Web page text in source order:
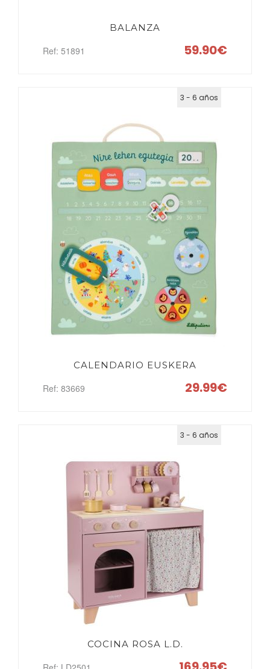
BALANZA
Ref: 51891 59.90€
3 - 6 años
CALENDARIO EUSKERA
Ref: 83669 29.99€
3 - 6 años
COCINA ROSA L.D.